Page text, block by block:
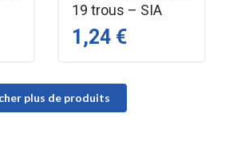
19 trous – SIA
1,24 €
plus de produits